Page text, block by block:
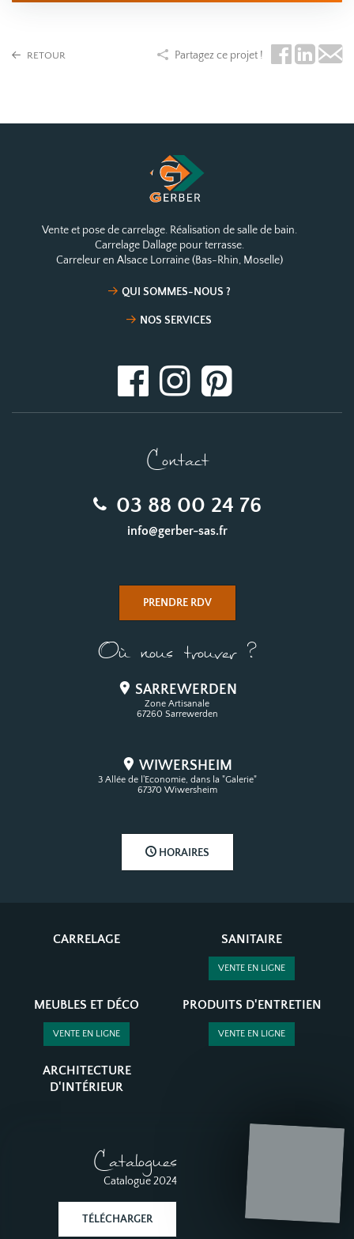
RETOUR Partagez ce projet !
Vente et pose de carrelage. Réalisation de salle de bain.
Carrelage Dallage pour terrasse.
Carreleur en Alsace Lorraine (Bas-Rhin, Moselle)
QUI SOMMES-NOUS ?
NOS SERVICES
Contact
03 88 00 24 76
info@gerber-sas.fr
PRENDRE RDV
Où nous trouver ?
SARREWERDEN
Zone Artisanale
67260 Sarrewerden
WIWERSHEIM
3 Allée de l'Economie, dans la "Galerie"
67370 Wiwersheim
HORAIRES
CARRELAGE SANITAIRE
VENTE EN LIGNE
MEUBLES ET DÉCO
VENTE EN LIGNE
PRODUITS D'ENTRETIEN
VENTE EN LIGNE
ARCHITECTURE
D'INTÉRIEUR
Catalogues
Catalogue 2024
TÉLÉCHARGER